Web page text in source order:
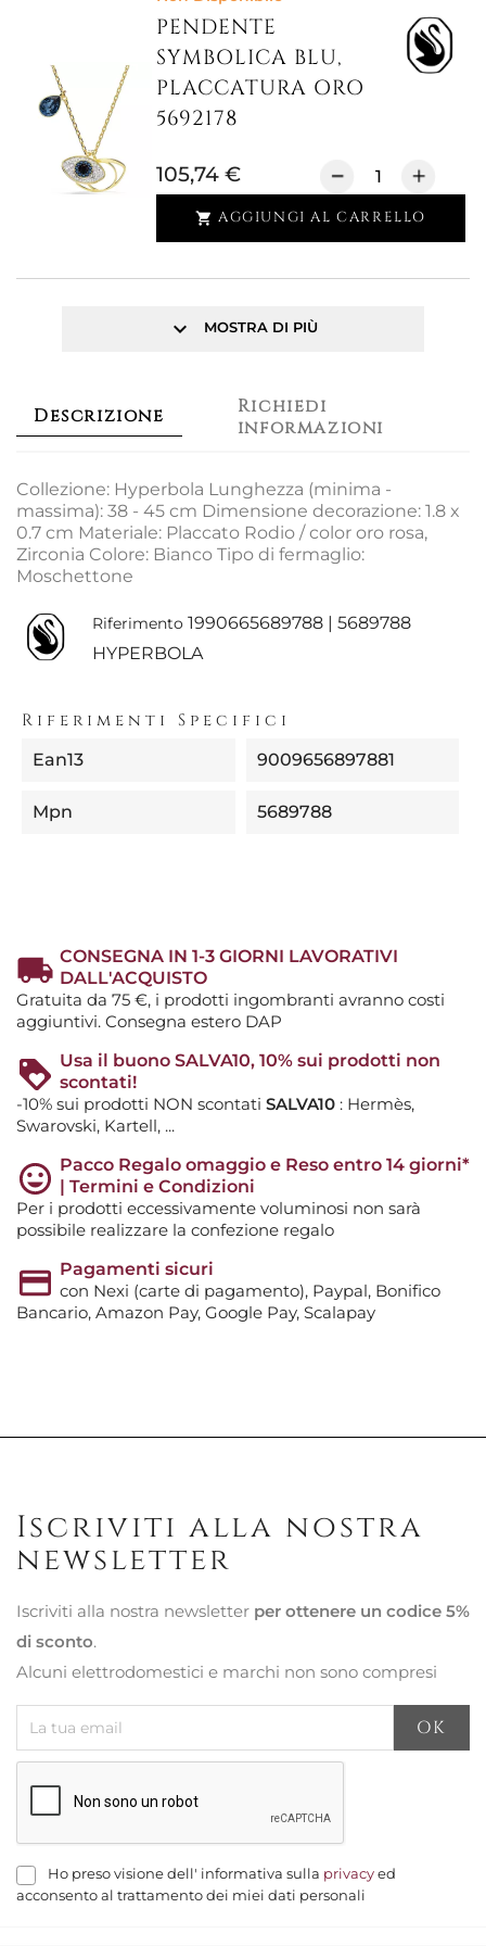
PENDENTE
SYMBOLICA BLU,
PLACCATURA ORO
5692178
105,74 €
 AGGIUNGI AL CARRELLO
keyboard_arrow_down MOSTRA DI PIÙ
Descrizione
Richiedi
informazioni
Collezione: Hyperbola Lunghezza (minima -
massima): 38 - 45 cm Dimensione decorazione: 1.8 x
0.7 cm Materiale: Placcato Rodio / color oro rosa,
Zirconia Colore: Bianco Tipo di fermaglio:
Moschettone
Riferimento 1990665689788 | 5689788
HYPERBOLA
Riferimenti Specifici
Ean13 9009656897881
Mpn 5689788
CONSEGNA IN 1-3 GIORNI LAVORATIVI
DALL'ACQUISTO
Gratuita da 75 €, i prodotti ingombranti avranno costi
aggiuntivi. Consegna estero DAP
Usa il buono SALVA10, 10% sui prodotti non
scontati!
-10% sui prodotti NON scontati SALVA10 : Hermès,
Swarovski, Kartell, ...
Pacco Regalo omaggio e Reso entro 14 giorni*
| Termini e Condizioni
Per i prodotti eccessivamente voluminosi non sarà
possibile realizzare la confezione regalo
Pagamenti sicuri
con Nexi (carte di pagamento), Paypal, Bonifico
Bancario, Amazon Pay, Google Pay, Scalapay
Iscriviti alla nostra
newsletter
Iscriviti alla nostra newsletter per ottenere un codice 5%
di sconto.
Alcuni elettrodomestici e marchi non sono compresi
Ho preso visione dell' informativa sulla privacy ed
acconsento al trattamento dei miei dati personali